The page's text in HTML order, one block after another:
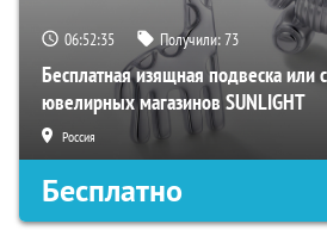
06:52:34 Получили:73
Бесплатная изящная подвеска или
ювелирных магазинов SUNLIGHT
Россия
Бесплатно